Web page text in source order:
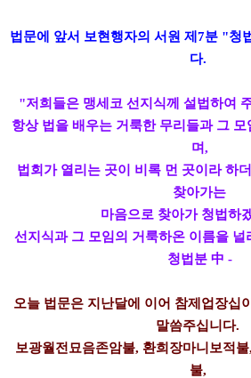
법문에 앞서 보현행자의 서원 제7분 "청
다.
"저희들은 맹세코 선지식께 설법하여
항상 법을 배우는 거룩한 무리들과 그
며,
법회가 열리는 곳이 비록 먼 곳이라 하
찾아가는
마음으로 찾아가 청법하
선지식과 그 모임의 거룩하온 이름을
청법분 中 -
오늘 법문은 지난달에 이어 참제업장십
말씀주십니다.
보광월전묘음존암불, 환희장마니보적
불,